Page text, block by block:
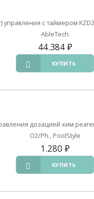
управления с таймером
AbleTech
44.384 ₽
КУПИТЬ
дозацией хим
O2/Ph., PoolStyle
1.280 ₽
КУПИТЬ